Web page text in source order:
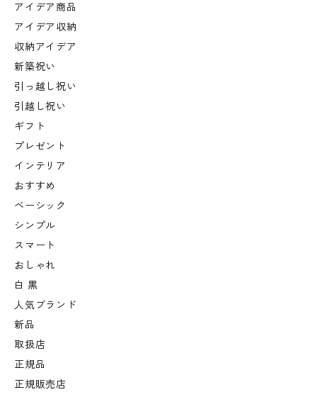
アイデア商品
アイデア収納
収納アイデア
新築祝い
引っ越し祝い
引越し祝い
ギフト
プレゼント
インテリア
おすすめ
ベーシック
シンプル
スマート
おしゃれ
白 黒
人気ブランド
新品
取扱店
正規品
正規販売店